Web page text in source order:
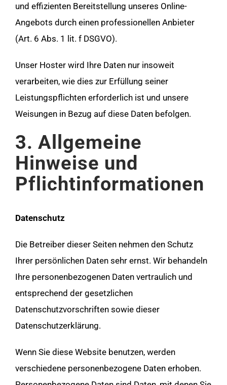
und effizienten Bereitstellung unseres Online-
Angebots durch einen professionellen Anbieter
(Art. 6 Abs. 1 lit. f DSGVO).
Unser Hoster wird Ihre Daten nur insoweit
verarbeiten, wie dies zur Erfüllung seiner
Leistungspflichten erforderlich ist und unsere
Weisungen in Bezug auf diese Daten befolgen.
3. Allgemeine
Hinweise und
Pflichtinformationen
Datenschutz
Die Betreiber dieser Seiten nehmen den Schutz
Ihrer persönlichen Daten sehr ernst. Wir behandeln
Ihre personenbezogenen Daten vertraulich und
entsprechend der gesetzlichen
Datenschutzvorschriften sowie dieser
Datenschutzerklärung.
Wenn Sie diese Website benutzen, werden
verschiedene personenbezogene Daten erhoben.